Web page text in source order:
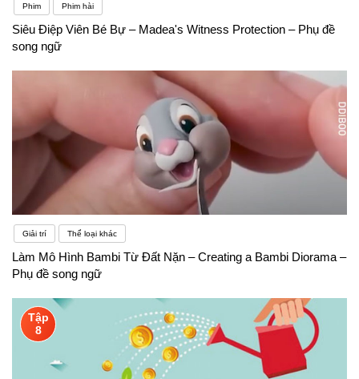
Phim Phim hài
Siêu Điệp Viên Bé Bự – Madea's Witness Protection – Phụ đề
song ngữ
Giải trí Thể loại khác
Làm Mô Hình Bambi Từ Đất Nặn – Creating a Bambi Diorama –
Phụ đề song ngữ
Tập
8